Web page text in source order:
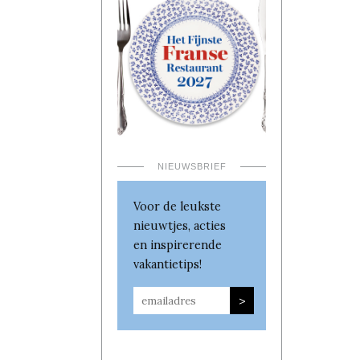
NIEUWSBRIEF
Voor de leukste
nieuwtjes, acties
en inspirerende
vakantietips!